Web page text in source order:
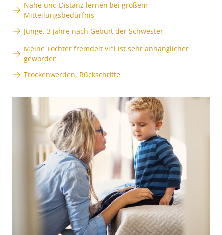
Nähe und Distanz lernen bei großem
Mitteilungsbedürfnis
Junge, 3 Jahre nach Geburt der Schwester
Meine Tochter fremdelt viel ist sehr anhänglicher
geworden
Trockenwerden, Rückschritte